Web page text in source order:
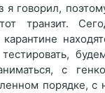
говорил,
транзит.
с
порядке,